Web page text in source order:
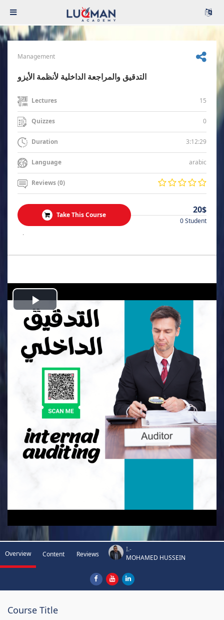
Management
التدقيق والمراجعة الداخلية لأنظمة الأيزو
Lectures 15
Quizzes 0
Duration 3:12:29
Language arabic
Reviews (0)
Take This Course 20$
0 Student
.
Play
Video
Overview Content Reviews
I.-
MOHAMED HUSSEIN
Course Title